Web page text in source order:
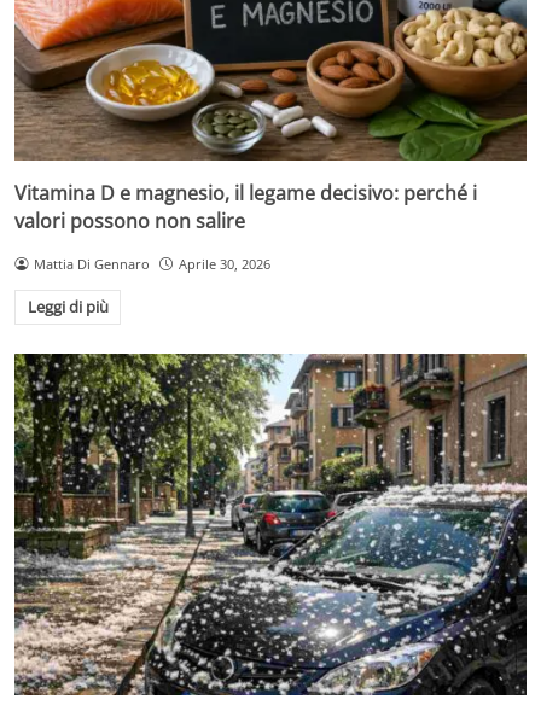
Vitamina D e magnesio, il legame decisivo: perché i
valori possono non salire
Mattia Di Gennaro Aprile 30, 2026
Leggi di più